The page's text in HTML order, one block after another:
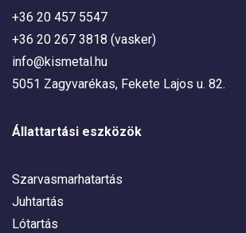
+36 20 457 5547
+36 20 267 3818 (vasker)
info@kismetal.hu
5051 Zagyvarékas, Fekete Lajos u. 82.
Állattartási eszközök
Szarvasmarhatartás
Juhtartás
Lótartás